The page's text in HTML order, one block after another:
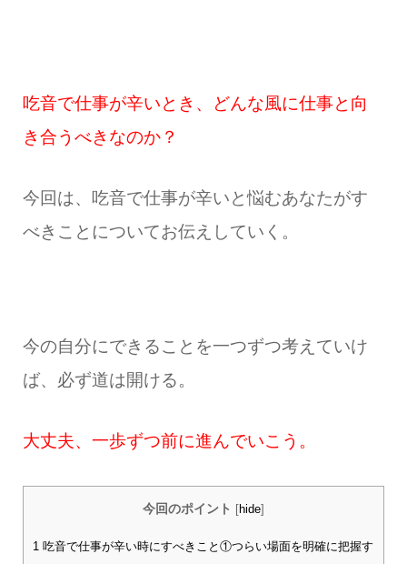
吃音で仕事が辛いとき、どんな風に仕事と向
き合うべきなのか？
今回は、吃音で仕事が辛いと悩むあなたがす
べきことについてお伝えしていく。
今の自分にできることを一つずつ考えていけ
ば、必ず道は開ける。
大丈夫、一歩ずつ前に進んでいこう。
今回のポイント [hide]
1 吃音で仕事が辛い時にすべきこと①つらい場面を明確に把握す